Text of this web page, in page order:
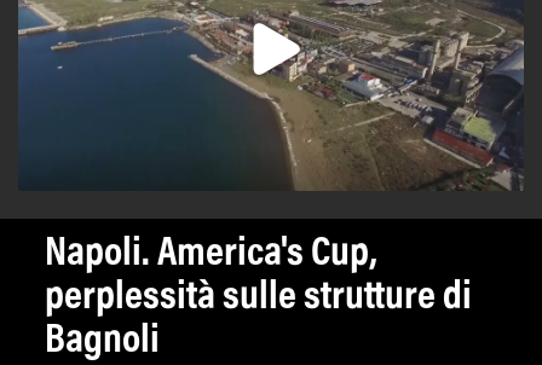
Napoli. America's Cup,
perplessità sulle strutture di
Bagnoli